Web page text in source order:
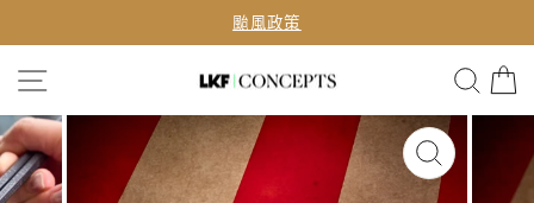
to
content
Pause
slideshow
颱風政策
SITE NAVIGATION
CLOSE
(ESC)